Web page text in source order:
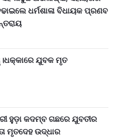
ଧର୍ମଶାଳା ବିଧାୟକ ପ୍ରଣବ
ଯୁବକ ମୃତ
ହୁଡ଼ା କଦମ୍ବ ଗଛରେ ଯୁବତୀର
ମୃତଦେହ ଉଦ୍ଧାର